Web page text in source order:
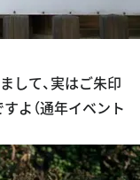
して、実はご朱印
よ（通年イベント